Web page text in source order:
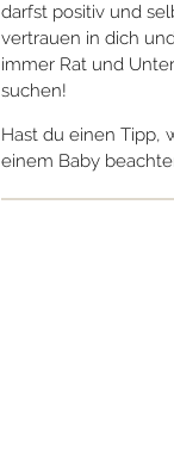
darfst positiv und
vertrauen in dich
immer Rat und
suchen!
Hast du einen Tipp,
einem Baby